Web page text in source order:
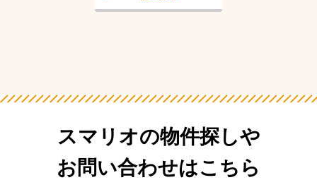
スマリオの物件探しや
お問い合わせはこちら